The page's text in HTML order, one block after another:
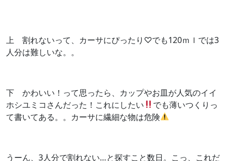
上 割れないって、カーサにぴったり♡でも120ｍｌでは3
人分は難しいな。。
下 かわいい！って思ったら、カップやお皿が人気のイイ
ホシユミコさんだった！これにしたい
でも薄いつくりっ
て書いてある。。カーサに繊細な物は危険
うーん、3人分で割れない…と探すこと数日。こっ、これだ